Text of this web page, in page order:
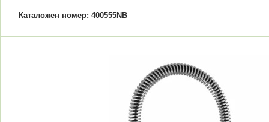
Каталожен номер: 400555NB